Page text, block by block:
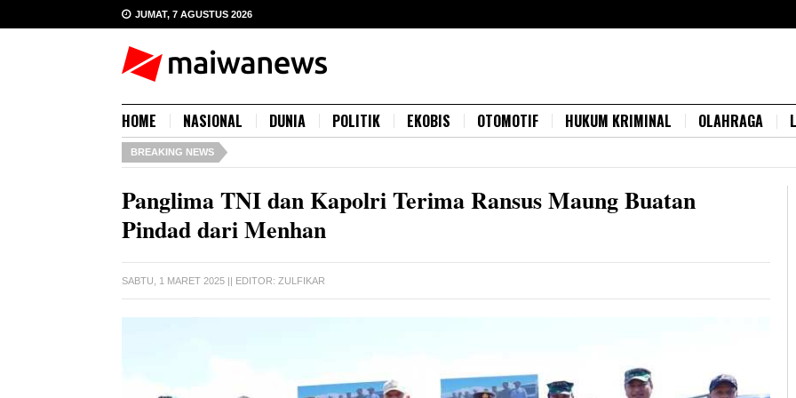
JUMAT, 7 AGUSTUS 2026
HOME NASIONAL DUNIA POLITIK EKOBIS OTOMOTIF HUKUM KRIMINAL OLAHRAGA
BREAKING NEWS
Panglima TNI dan Kapolri Terima Ransus Maung Buatan
Pindad dari Menhan
SABTU, 1 MARET 2025 || EDITOR: ZULFIKAR